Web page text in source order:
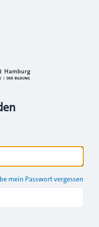
mein Passwort vergessen